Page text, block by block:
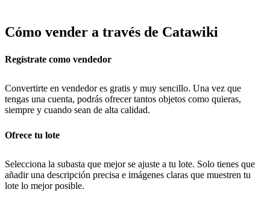
Cómo vender a través de Catawiki
Regístrate como vendedor
Convertirte en vendedor es gratis y muy sencillo. Una vez que
tengas una cuenta, podrás ofrecer tantos objetos como quieras,
siempre y cuando sean de alta calidad.
Ofrece tu lote
Selecciona la subasta que mejor se ajuste a tu lote. Solo tienes que
añadir una descripción precisa e imágenes claras que muestren tu
lote lo mejor posible.